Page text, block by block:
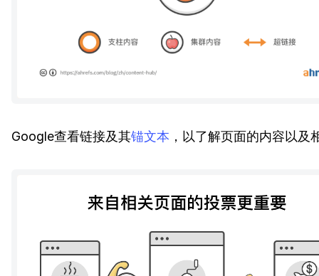
Google查看链接及其锚文本 ，以了解页面的内容以及